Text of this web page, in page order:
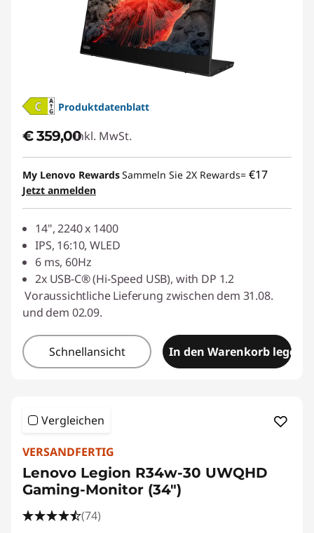
Produktdatenblatt
€ 359,00Inkl. MwSt.
My Lenovo RewardsSammeln Sie 2X Rewards= €17
Jetzt anmelden
14", 2240 x 1400
IPS, 16:10, WLED
6 ms, 60Hz
2x USB-C® (Hi-Speed USB), with DP 1.2
Voraussichtliche Lieferung zwischen dem 31.08.
und dem 02.09.
Schnellansicht In den Warenkorb legen
Vergleichen
VERSANDFERTIG
Lenovo Legion R34w-30 UWQHD
Gaming-Monitor (34")
(74)